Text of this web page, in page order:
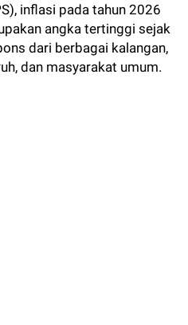
inflasi pada tahun 2026
angka tertinggi sejak
dari berbagai kalangan,
dan masyarakat umum.